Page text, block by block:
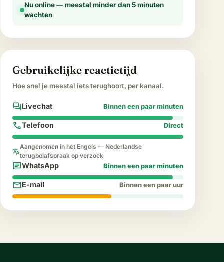
Nu online — meestal minder dan 5 minuten
wachten
Gebruikelijke reactietijd
Hoe snel je meestal iets terughoort, per kanaal.
forumLivechat Binnen een paar minuten
callTelefoon Direct
translateAangenomen in het Engels — Nederlandse
terugbelafspraak op verzoek
chatWhatsApp Binnen een paar minuten
mailE-mail Binnen een paar uur